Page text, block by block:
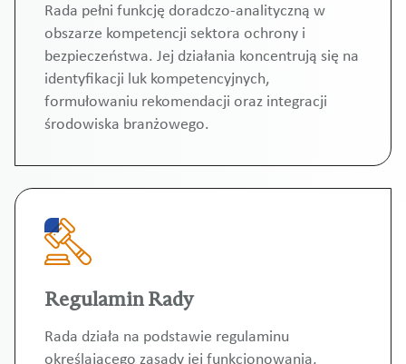
Rada pełni funkcję doradczo-analityczną w
obszarze kompetencji sektora ochrony i
bezpieczeństwa. Jej działania koncentrują się na
identyfikacji luk kompetencyjnych,
formułowaniu rekomendacji oraz integracji
środowiska branżowego.
Regulamin Rady
Rada działa na podstawie regulaminu
określającego zasady jej funkcjonowania,